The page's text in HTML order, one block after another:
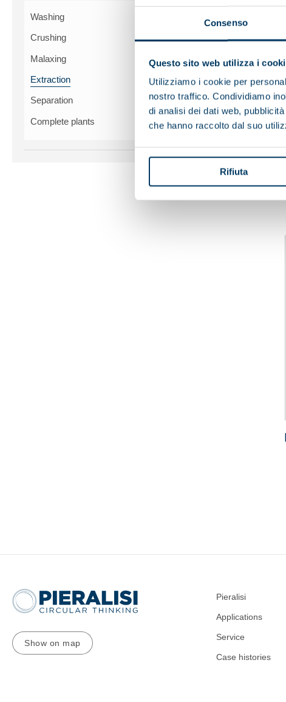
Consenso
Questo sito web utilizza i
Utilizziamo i cookie per
nostro traffico. Condividiamo
di analisi dei dati web,
che hanno raccolto dal suo
Rifiuta
Washing
Crushing
Malaxing
Extraction
Separation
Complete plants
Show on map
Pieralisi
Applications
Service
Case histories